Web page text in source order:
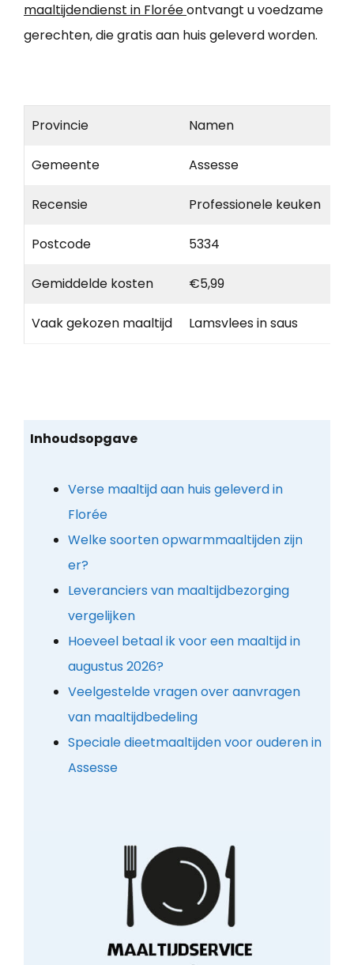
maaltijdendienst in Floréeontvangt u voedzame
gerechten, die gratis aan huis geleverd worden.
Provincie Namen
Gemeente Assesse
Recensie Professionele keuken
Postcode 5334
Gemiddelde kosten €5,99
Vaak gekozen maaltijd Lamsvlees in saus
Inhoudsopgave
Verse maaltijd aan huis geleverd in
Florée
Welke soorten opwarmmaaltijden zijn
er?
Leveranciers van maaltijdbezorging
vergelijken
Hoeveel betaal ik voor een maaltijd in
augustus 2026?
Veelgestelde vragen over aanvragen
van maaltijdbedeling
Speciale dieetmaaltijden voor ouderen in
Assesse